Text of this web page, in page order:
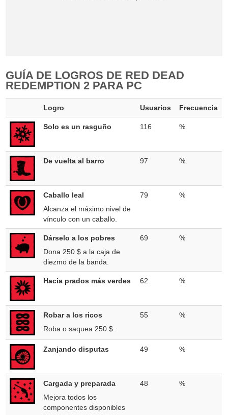
GUÍA DE LOGROS DE RED DEAD
REDEMPTION 2 PARA PC
Logro Usuarios Frecuencia
Solo es un rasguño 116 %
De vuelta al barro 97 %
Caballo leal
Alcanza el máximo nivel de
vínculo con un caballo.
79 %
Dárselo a los pobres
Dona 250 $ a la caja de
diezmo de la banda.
69 %
Hacia prados más verdes 62 %
Robar a los ricos
Roba o saquea 250 $.
55 %
Zanjando disputas 49 %
Cargada y preparada
Mejora todos los
componentes disponibles
48 %